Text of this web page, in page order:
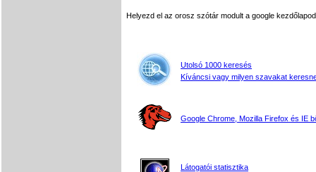
Helyezd el az orosz szótár modult a google
Utolsó 1000 keresés
Kíváncsi vagy milyen szavakat
Google Chrome, Mozilla Firefox és IE
Látogatói statisztika